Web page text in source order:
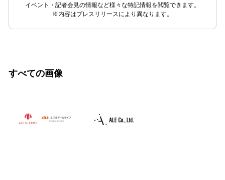
イベント・記者会見の情報など様々な特記情報を閲覧できます。
※内容はプレスリリースにより異なります。
すべての画像